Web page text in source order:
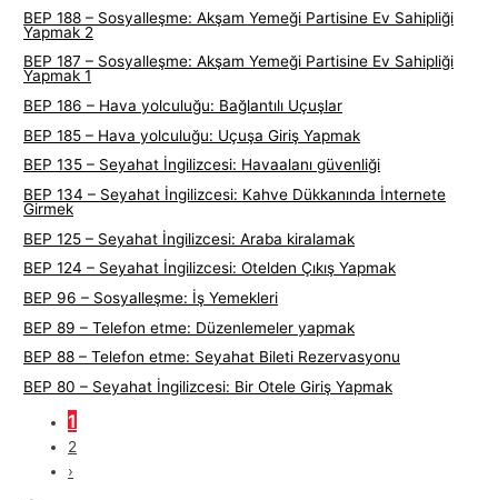
BEP 188 – Sosyalleşme: Akşam Yemeği Partisine Ev Sahipliği
Yapmak 2
BEP 187 – Sosyalleşme: Akşam Yemeği Partisine Ev Sahipliği
Yapmak 1
BEP 186 – Hava yolculuğu: Bağlantılı Uçuşlar
BEP 185 – Hava yolculuğu: Uçuşa Giriş Yapmak
BEP 135 – Seyahat İngilizcesi: Havaalanı güvenliği
BEP 134 – Seyahat İngilizcesi: Kahve Dükkanında İnternete
Girmek
BEP 125 – Seyahat İngilizcesi: Araba kiralamak
BEP 124 – Seyahat İngilizcesi: Otelden Çıkış Yapmak
BEP 96 – Sosyalleşme: İş Yemekleri
BEP 89 – Telefon etme: Düzenlemeler yapmak
BEP 88 – Telefon etme: Seyahat Bileti Rezervasyonu
BEP 80 – Seyahat İngilizcesi: Bir Otele Giriş Yapmak
1
2
›